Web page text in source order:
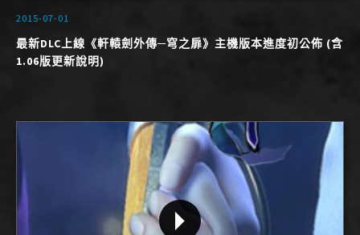
2015-07-01
最新DLC上線《軒轅劍外傳─穹之扉》主機版本進度初公佈 (含
1.06版更新說明)